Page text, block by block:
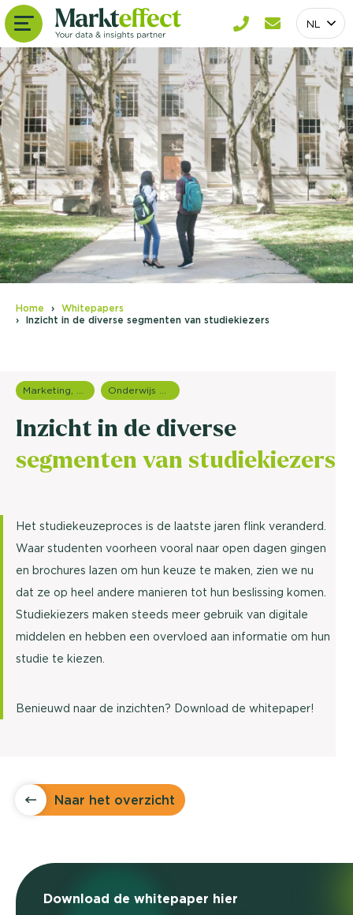
NL
Home
Whitepapers
Inzicht in de diverse segmenten van studiekiezers
Inzicht in de diverse
segmenten van studiekiezers
Het studiekeuzeproces is de laatste jaren flink veranderd.
Waar studenten voorheen vooral naar open dagen gingen
en brochures lazen om hun keuze te maken, zien we nu
dat ze op heel andere manieren tot hun beslissing komen.
Studiekiezers maken steeds meer gebruik van digitale
middelen en hebben een overvloed aan informatie om hun
studie te kiezen.
Benieuwd naar de inzichten? Download de whitepaper!
Naar het overzicht
Download de whitepaper hier